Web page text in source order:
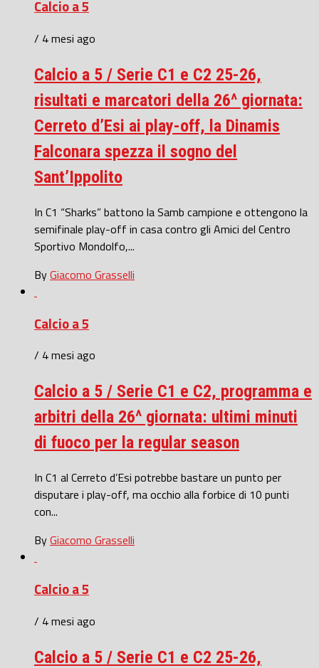
Calcio a 5
/ 4 mesi ago
Calcio a 5 / Serie C1 e C2 25-26,
risultati e marcatori della 26^ giornata:
Cerreto d’Esi ai play-off, la Dinamis
Falconara spezza il sogno del
Sant’Ippolito
In C1 “Sharks” battono la Samb campione e ottengono la
semifinale play-off in casa contro gli Amici del Centro
Sportivo Mondolfo,...
ByGiacomo Grasselli
Calcio a 5
/ 4 mesi ago
Calcio a 5 / Serie C1 e C2, programma e
arbitri della 26^ giornata: ultimi minuti
di fuoco per la regular season
In C1 al Cerreto d’Esi potrebbe bastare un punto per
disputare i play-off, ma occhio alla forbice di 10 punti
con...
ByGiacomo Grasselli
Calcio a 5
/ 4 mesi ago
Calcio a 5 / Serie C1 e C2 25-26,